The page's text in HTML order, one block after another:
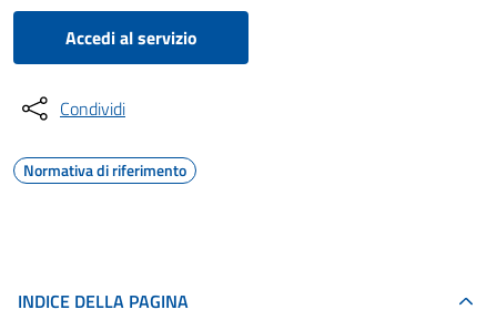
Accedi al servizio
Condividi
Normativa di riferimento
INDICE DELLA PAGINA